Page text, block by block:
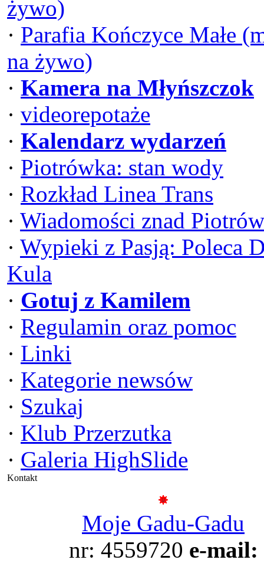
żywo)
· Parafia Kończyce Małe
na żywo)
· Kamera na Młyńszczok
· videorepotaże
· Kalendarz wydarzeń
· Piotrówka: stan wody
· Rozkład Linea Trans
· Wiadomości znad
· Wypieki z Pasją: Poleca
Kula
· Gotuj z Kamilem
· Regulamin oraz pomoc
· Linki
· Kategorie newsów
· Szukaj
· Klub Przerzutka
· Galeria HighSlide
Kontakt
Moje Gadu-Gadu
nr: 4559720 e-mail: